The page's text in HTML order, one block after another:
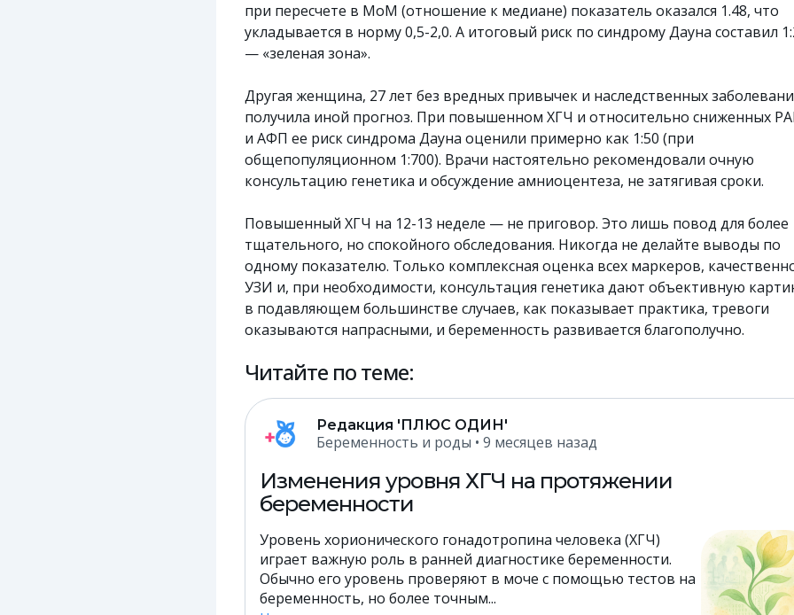
при пересчете в МоМ (отношение к медиане) показатель оказался 1.48, что
укладывается в норму 0,5-2,0. А итоговый риск по синдрому Дауна составил
— «зеленая зона».
Другая женщина, 27 лет без вредных привычек и наследственных
получила иной прогноз. При повышенном ХГЧ и относительно сниженных
и АФП ее риск синдрома Дауна оценили примерно как 1:50 (при
общепопуляционном 1:700). Врачи настоятельно рекомендовали очную
консультацию генетика и обсуждение амниоцентеза, не затягивая сроки.
Повышенный ХГЧ на 12-13 неделе — не приговор. Это лишь повод для более
тщательного, но спокойного обследования. Никогда не делайте выводы по
одному показателю. Только комплексная оценка всех маркеров,
УЗИ и, при необходимости, консультация генетика дают объективную
в подавляющем большинстве случаев, как показывает практика, тревоги
оказываются напрасными, и беременность развивается благополучно.
Читайте по теме:
Редакция 'ПЛЮС ОДИН'
Беременность и роды • 9 месяцев назад
Изменения уровня ХГЧ на протяжении
беременности
Уровень хорионического гонадотропина человека (ХГЧ)
играет важную роль в ранней диагностике беременности.
Обычно его уровень проверяют в моче с помощью тестов на
беременность, но более точным...